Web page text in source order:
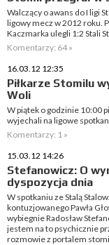
Walczący o awans do I ligi
ligowy mecz w 2012 roku.
Kaczmarka ulegli 1:2 Stali
Komentarzy: 64 »
16.03.12 12:35
Piłkarze Stomilu
Woli
W piątek o godzinie 10:00
wyjechali na ligowe
Komentarzy: 1 »
15.03.12 14:26
Stefanowicz: O
dyspozycja dnia
W spotkaniu ze Stalą
kontuzjowanego Pawła
wybiegnie Radosław
jestem na to psychicznie
rozmowie z portalem